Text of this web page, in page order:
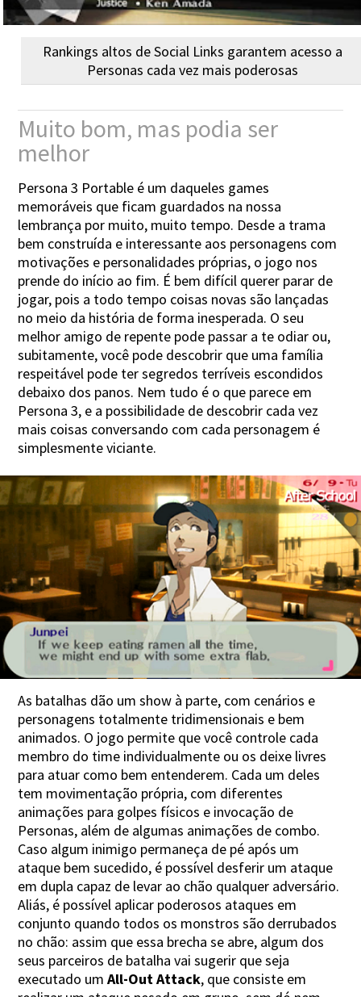
Rankings altos de Social Links garantem acesso a
Personas cada vez mais poderosas
Muito bom, mas podia ser
melhor
Persona 3 Portable é um daqueles games
memoráveis que ficam guardados na nossa
lembrança por muito, muito tempo. Desde a trama
bem construída e interessante aos personagens com
motivações e personalidades próprias, o jogo nos
prende do início ao fim. É bem difícil querer parar de
jogar, pois a todo tempo coisas novas são lançadas
no meio da história de forma inesperada. O seu
melhor amigo de repente pode passar a te odiar ou,
subitamente, você pode descobrir que uma família
respeitável pode ter segredos terríveis escondidos
debaixo dos panos. Nem tudo é o que parece em
Persona 3, e a possibilidade de descobrir cada vez
mais coisas conversando com cada personagem é
simplesmente viciante.
As batalhas dão um show à parte, com cenários e
personagens totalmente tridimensionais e bem
animados. O jogo permite que você controle cada
membro do time individualmente ou os deixe livres
para atuar como bem entenderem. Cada um deles
tem movimentação própria, com diferentes
animações para golpes físicos e invocação de
Personas, além de algumas animações de combo.
Caso algum inimigo permaneça de pé após um
ataque bem sucedido, é possível desferir um ataque
em dupla capaz de levar ao chão qualquer adversário.
Aliás, é possível aplicar poderosos ataques em
conjunto quando todos os monstros são derrubados
no chão: assim que essa brecha se abre, algum dos
seus parceiros de batalha vai sugerir que seja
executado um All-Out Attack, que consiste em